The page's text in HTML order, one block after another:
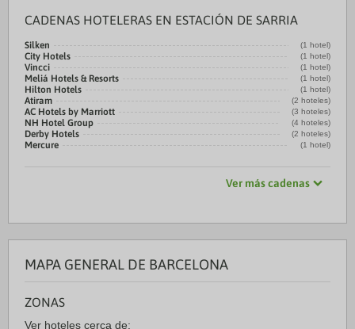
CADENAS HOTELERAS EN ESTACIÓN DE SARRIA
Silken (1 hotel)
City Hotels (1 hotel)
Vincci (1 hotel)
Meliá Hotels & Resorts (1 hotel)
Hilton Hotels (1 hotel)
Atiram (2 hoteles)
AC Hotels by Marriott (3 hoteles)
NH Hotel Group (4 hoteles)
Derby Hotels (2 hoteles)
Mercure (1 hotel)
Ver más cadenas
MAPA GENERAL DE BARCELONA
ZONAS
Ver hoteles cerca de: